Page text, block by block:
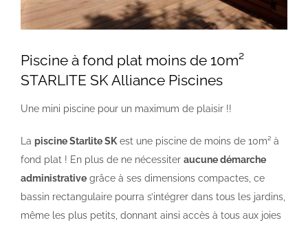
NOS PISCINES
CONTACTEZ-NOUS
Piscine à fond plat moins de 10m²
STARLITE SK Alliance Piscines
Une mini piscine pour un maximum de plaisir !!
La piscine Starlite SK est une piscine de moins de 10m² à
fond plat ! En plus de ne nécessiter aucune démarche
administrative grâce à ses dimensions compactes, ce
bassin rectangulaire pourra s’intégrer dans tous les jardins,
même les plus petits, donnant ainsi accès à tous aux joies